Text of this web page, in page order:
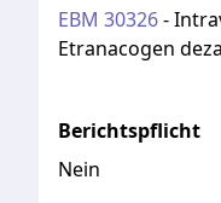
EBM 30326-
Etranacogen
Berichtspflicht
Nein